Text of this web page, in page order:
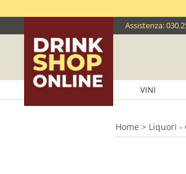
Assistenza:
VINI
Home > Liquori -